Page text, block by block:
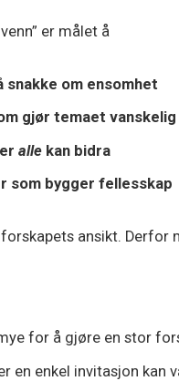
er målet å
om ensomhet
gjør temaet vanskelig
alle kan bidra
som bygger fellesskap
ansikt. Derfor
for å gjøre en stor
en enkel invitasjon kan